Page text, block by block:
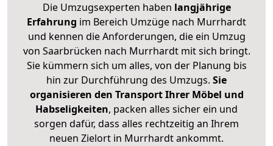
Die Umzugsexperten haben langjährige
Erfahrung im Bereich Umzüge nach Murrhardt
und kennen die Anforderungen, die ein Umzug
von Saarbrücken nach Murrhardt mit sich bringt.
Sie kümmern sich um alles, von der Planung bis
hin zur Durchführung des Umzugs. Sie
organisieren den Transport Ihrer Möbel und
Habseligkeiten, packen alles sicher ein und
sorgen dafür, dass alles rechtzeitig an Ihrem
neuen Zielort in Murrhardt ankommt.